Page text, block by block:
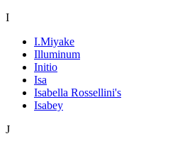
I
I.Miyake
Illuminum
Initio
Isa
Isabella Rossellini's
Isabey
J